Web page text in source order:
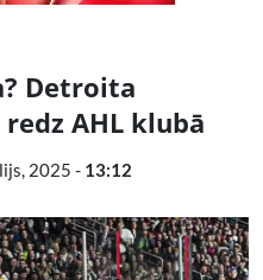
Detroita
AHL klubā
2025 - 13:12